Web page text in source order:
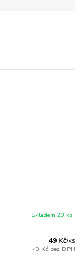
49 Kč/ks
40 Kč bez DPH
Skladem 20 ks